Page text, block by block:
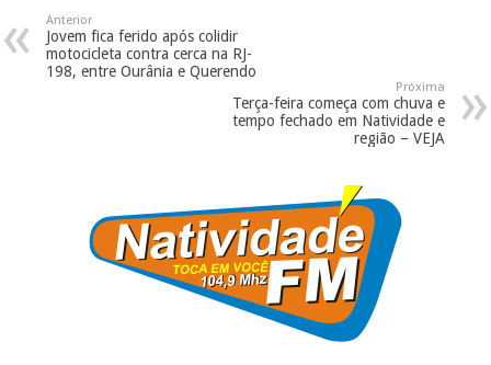
Anterior
Jovem fica ferido após colidir
motocicleta contra cerca na RJ-
198, entre Ourânia e Querendo
Próxima
Terça-feira começa com chuva e
tempo fechado em Natividade e
região – VEJA